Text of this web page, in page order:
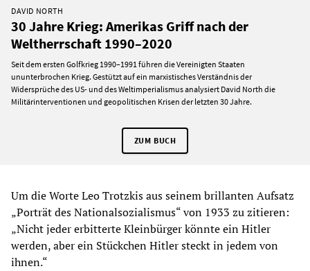
DAVID NORTH
30 Jahre Krieg: Amerikas Griff nach der
Weltherrschaft 1990–2020
Seit dem ersten Golfkrieg 1990–1991 führen die Vereinigten Staaten
ununterbrochen Krieg. Gestützt auf ein marxistisches Verständnis der
Widersprüche des US- und des Weltimperialismus analysiert David North die
Militärinterventionen und geopolitischen Krisen der letzten 30 Jahre.
ZUM BUCH
Um die Worte Leo Trotzkis aus seinem brillanten Aufsatz
„Porträt des Nationalsozialismus“ von 1933 zu zitieren:
„Nicht jeder erbitterte Kleinbürger könnte ein Hitler
werden, aber ein Stückchen Hitler steckt in jedem von
ihnen.“